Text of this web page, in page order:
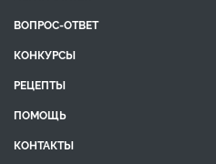
ВОПРОС-ОТВЕТ
КОНКУРСЫ
РЕЦЕПТЫ
ПОМОЩЬ
КОНТАКТЫ